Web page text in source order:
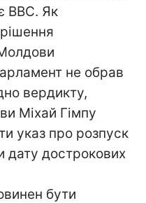
ВВС. Як
не обрав
вердикту,
Міхай Гімпу
указ про розпуск
дату дострокових
бути